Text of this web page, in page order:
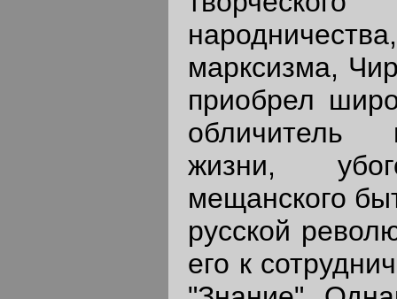
марксизма,
приобрел
обличитель
жизни,
мещанского
русской
его к